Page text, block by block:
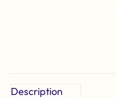
Description